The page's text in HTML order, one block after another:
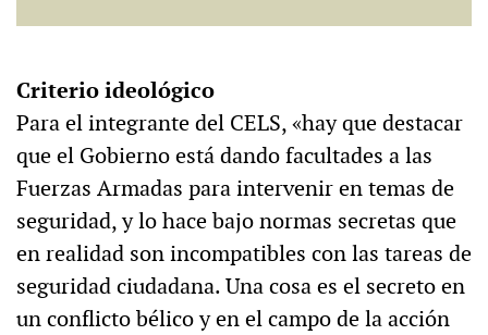
Criterio ideológico
Para el integrante del CELS, «hay que destacar
que el Gobierno está dando facultades a las
Fuerzas Armadas para intervenir en temas de
seguridad, y lo hace bajo normas secretas que
en realidad son incompatibles con las tareas de
seguridad ciudadana. Una cosa es el secreto en
un conflicto bélico y en el campo de la acción